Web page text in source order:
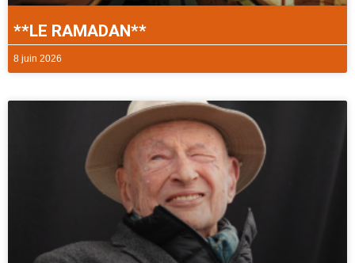
**LE RAMADAN**
8 juin 2026